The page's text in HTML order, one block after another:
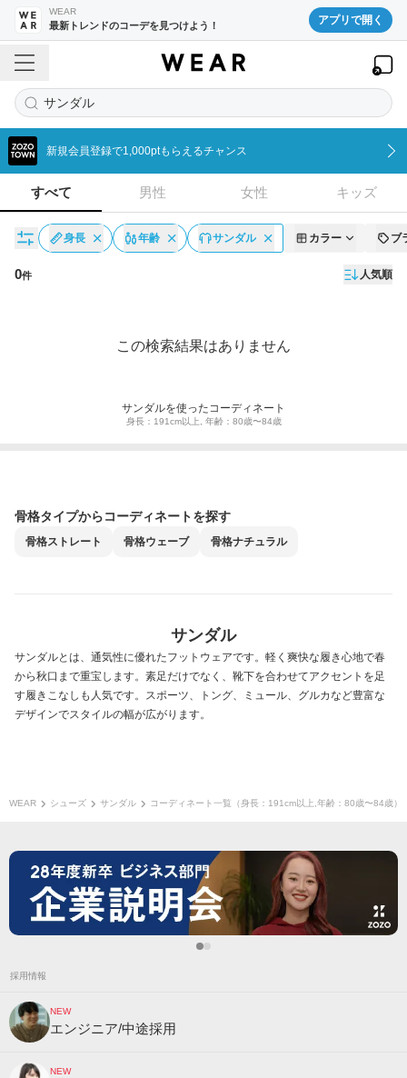
WEAR
最新トレンドのコーデを見つけよう！ アプリで開く
サンダル
新規会員登録で1,000ptもらえるチャンス
すべて 男性 女性 キッズ
身長 年齢 サンダル カラー ブ
0件 人気順
この検索結果はありません
サンダルを使ったコーディネート
身長：191cm以上, 年齢：80歳〜84歳
骨格タイプからコーディネートを探す
骨格ストレート 骨格ウェーブ 骨格ナチュラル
サンダル
サンダルとは、通気性に優れたフットウェアです。軽く爽快な履き心地で春
から秋口まで重宝します。素足だけでなく、靴下を合わせてアクセントを足
す履きこなしも人気です。スポーツ、トング、ミュール、グルカなど豊富な
デザインでスタイルの幅が広がります。
WEAR シューズ サンダル コーディネート一覧（身長：191cm以上,年齢：80歳〜84歳）
採用情報
NEW
エンジニア/中途採用
NEW